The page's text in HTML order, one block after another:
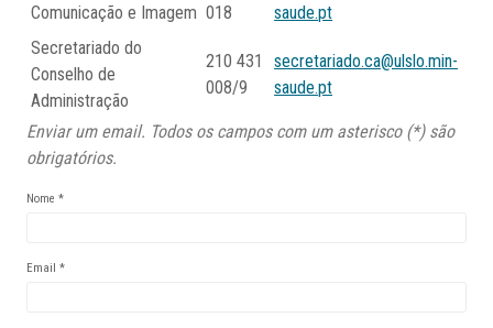
Comunicação e Imagem 018
saude.pt
Secretariado do
Conselho de
Administração
210 431
008/9
secretariado.ca@ulslo.min-
saude.pt
Enviar um email. Todos os campos com um asterisco (*) são
obrigatórios.
Nome *
Email *